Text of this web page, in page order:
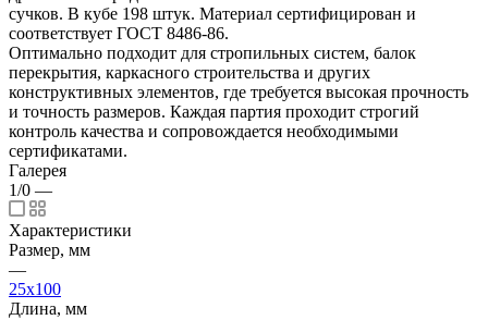
сучков. В кубе 198 штук. Материал сертифицирован и
соответствует ГОСТ 8486-86.
Оптимально подходит для стропильных систем, балок
перекрытия, каркасного строительства и других
конструктивных элементов, где требуется высокая прочность
и точность размеров. Каждая партия проходит строгий
контроль качества и сопровождается необходимыми
сертификатами.
Галерея
1/0 —
Характеристики
Размер, мм
—
25x100
Длина, мм